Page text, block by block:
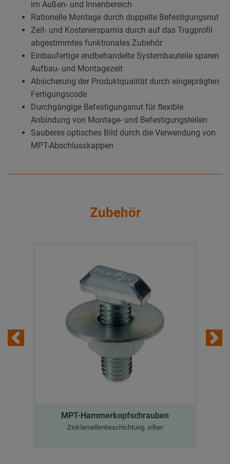
im Außen- und Innenbereich
Rationelle Montage durch doppelte Befestigungsnut
Zeit- und Kostenersparnis durch auf das Tragprofil
abgestimmtes funktionales Zubehör
Einbaufertige endbehandelte Systembauteile sparen
Aufbau- und Montagezeit
Absicherung der Produktqualität durch eingeprägten
Fertigungscode
Durchgängige Befestigungsnut für flexible
Anbindung von Montage- und Befestigungsteilen
Sauberes optisches Bild durch die Verwendung von
MPT-Abschlusskappen
Zubehör
MPT-Hammerkopfschrauben
Zinklamellenbeschichtung, silber